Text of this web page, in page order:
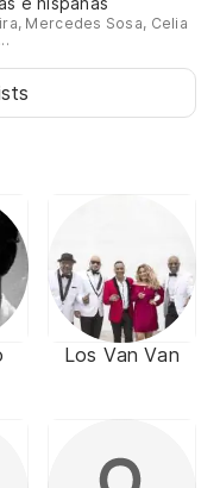
Mercedes Sosa, Celia
Los Van Van